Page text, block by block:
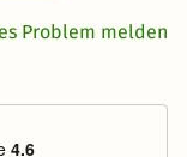
Problem melden